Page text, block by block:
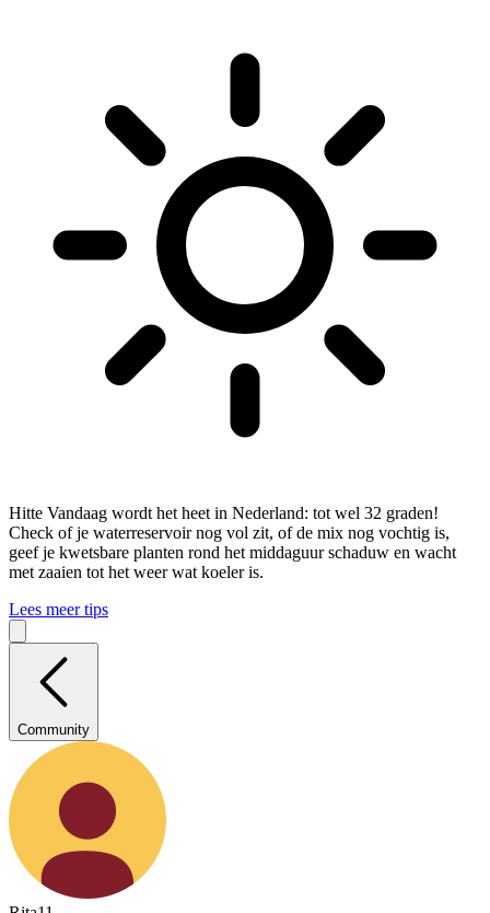
Hitte Vandaag wordt het heet in Nederland: tot wel 32 graden!
Check of je waterreservoir nog vol zit, of de mix nog vochtig is,
geef je kwetsbare planten rond het middaguur schaduw en wacht
met zaaien tot het weer wat koeler is.
Lees meer tips
Community